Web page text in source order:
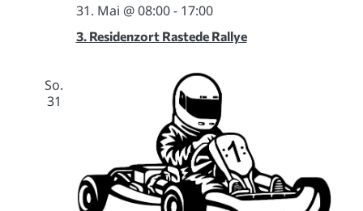
3. Residenzort Rastede Rallye
31. Mai @ 08:00- 17:00
So.
31